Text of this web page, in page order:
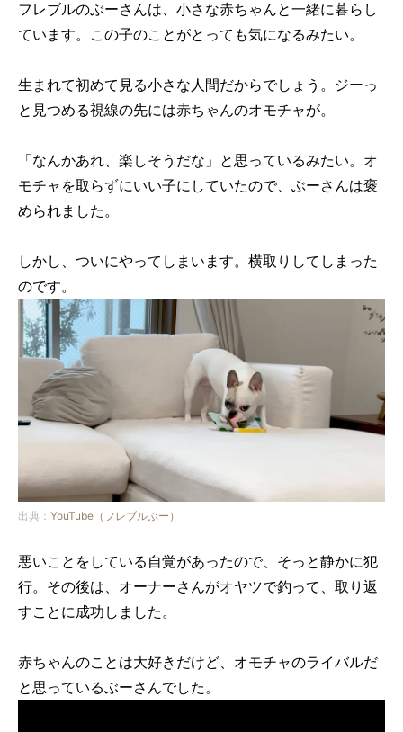
フレブルのぶーさんは、小さな赤ちゃんと一緒に暮らし
ています。この子のことがとっても気になるみたい。
生まれて初めて見る小さな人間だからでしょう。ジーっ
と見つめる視線の先には赤ちゃんのオモチャが。
「なんかあれ、楽しそうだな」と思っているみたい。オ
モチャを取らずにいい子にしていたので、ぶーさんは褒
められました。
しかし、ついにやってしまいます。横取りしてしまった
のです。
出典： YouTube（フレブルぶー）
悪いことをしている自覚があったので、そっと静かに犯
行。その後は、オーナーさんがオヤツで釣って、取り返
すことに成功しました。
赤ちゃんのことは大好きだけど、オモチャのライバルだ
と思っているぶーさんでした。